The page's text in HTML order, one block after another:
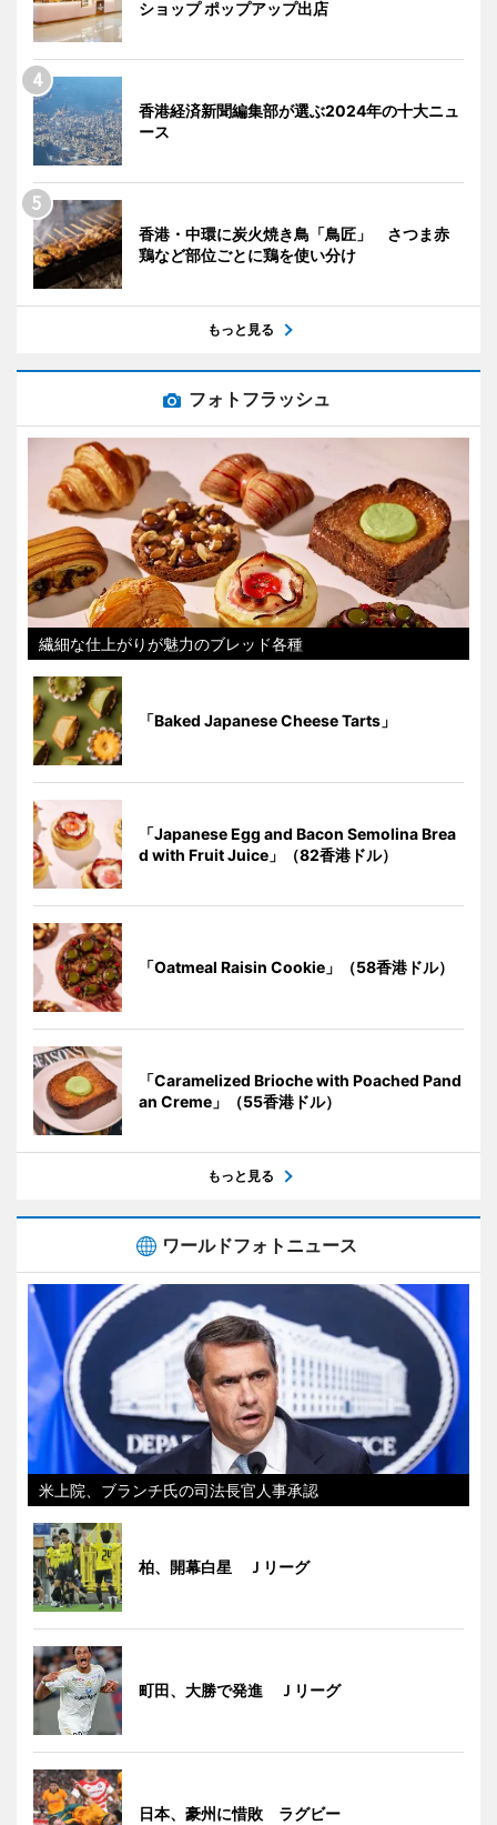
ショップ ポップアップ出店
香港経済新聞編集部が選ぶ2024年の十大ニュ
ース
香港・中環に炭火焼き鳥「鳥匠」 さつま赤
鶏など部位ごとに鶏を使い分け
もっと見る
フォトフラッシュ
繊細な仕上がりが魅力のブレッド各種
「Baked Japanese Cheese Tarts」
「Japanese Egg and Bacon Semolina Brea
d with Fruit Juice」（82香港ドル）
「Oatmeal Raisin Cookie」（58香港ドル）
「Caramelized Brioche with Poached Pand
an Creme」（55香港ドル）
もっと見る
ワールドフォトニュース
米上院、ブランチ氏の司法長官人事承認
柏、開幕白星 Ｊリーグ
町田、大勝で発進 Ｊリーグ
日本、豪州に惜敗 ラグビー